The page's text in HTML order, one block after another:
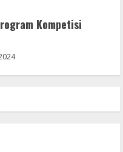
Kompetisi